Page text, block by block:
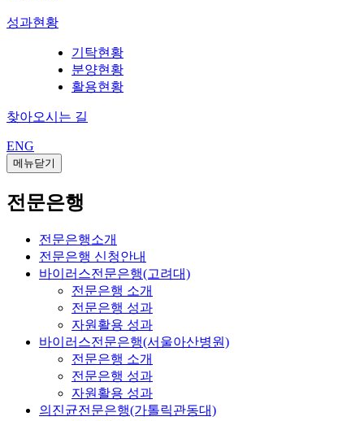
성과현황
기탁현황
분양현황
활용현황
찾아오시는 길
ENG
메뉴닫기
전문은행
전문은행소개
전문은행 신청안내
바이러스전문은행(고려대)
전문은행 소개
전문은행 성과
자원활용 성과
바이러스전문은행(서울아산병원)
전문은행 소개
전문은행 성과
자원활용 성과
의진균전문은행(가톨릭관동대)